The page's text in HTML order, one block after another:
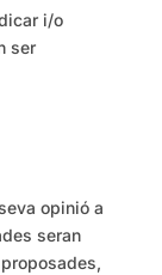
i/o
ser
opinió a
seran